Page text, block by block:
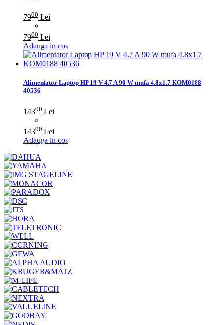
7900 Lei
7900 Lei
Adauga in cos
Alimentator Laptop HP 19 V 4.7 A 90 W mufa 4.8x1.7 KOM0188
40536
14300 Lei
14300 Lei
Adauga in cos